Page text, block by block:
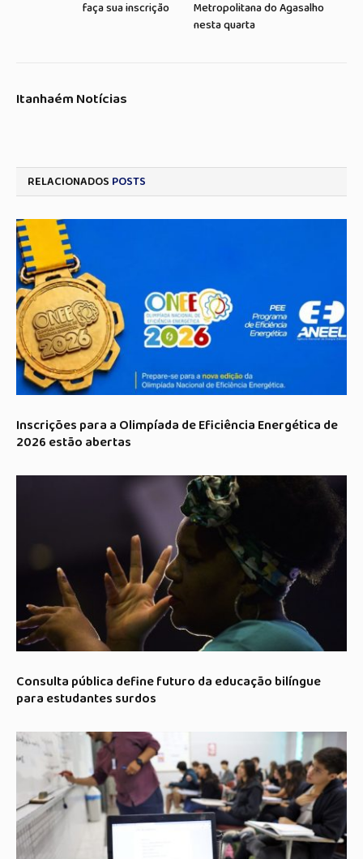
faça sua inscrição
Metropolitana do Agasalho
nesta quarta
Itanhaém Notícias
RELACIONADOS POSTS
Inscrições para a Olimpíada de Eficiência Energética de
2026 estão abertas
Consulta pública define futuro da educação bilíngue
para estudantes surdos